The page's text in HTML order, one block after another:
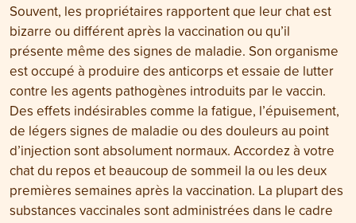
Souvent, les propriétaires rapportent que leur chat est
bizarre ou différent après la vaccination ou qu’il
présente même des signes de maladie. Son organisme
est occupé à produire des anticorps et essaie de lutter
contre les agents pathogènes introduits par le vaccin.
Des effets indésirables comme la fatigue, l’épuisement,
de légers signes de maladie ou des douleurs au point
d’injection sont absolument normaux. Accordez à votre
chat du repos et beaucoup de sommeil la ou les deux
premières semaines après la vaccination. La plupart des
substances vaccinales sont administrées dans le cadre